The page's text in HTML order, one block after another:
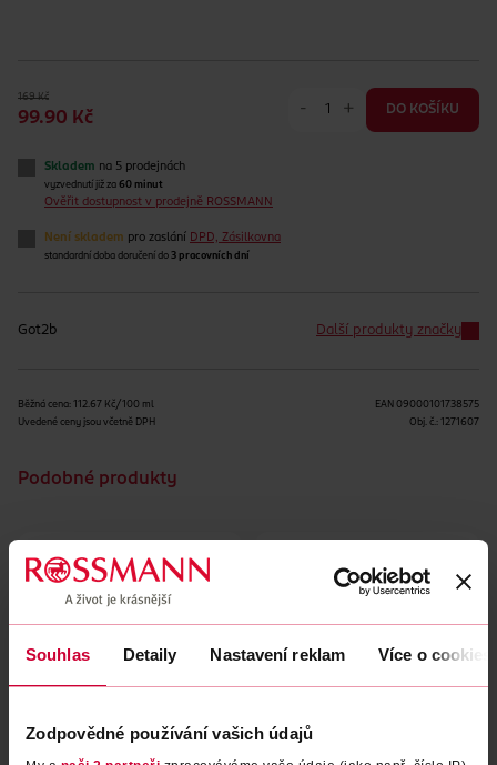
Souhlas Detaily Nastavení reklam Více o cookies
Zodpovědné používání vašich údajů
169 Kč
99.90 Kč
- + DO KOŠÍKU
Skladem na 5 prodejnách
vyzvednutí již za 60 minut
Ověřit dostupnost v prodejně ROSSMANN
Není skladem pro zaslání DPD, Zásilkovna
standardní doba doručení do 3 pracovních dní
Got2b Další produkty značky
Běžná cena: 112.67 Kč/100 ml
Uvedené ceny jsou včetně DPH
EAN 09000101738575
Obj. č.: 1271607
Podobné produkty